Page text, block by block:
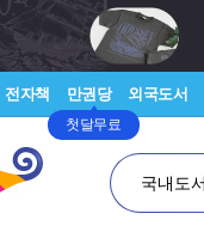
전자책 만권당
첫달무료
외국도서
국내도